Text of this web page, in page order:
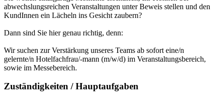
abwechslungsreichen Veranstaltungen unter Beweis stellen und den
KundInnen ein Lächeln ins Gesicht zaubern?
Dann sind Sie hier genau richtig, denn:
Wir suchen zur Verstärkung unseres Teams ab sofort eine/n
gelernte/n Hotelfachfrau/-mann (m/w/d) im Veranstaltungsbereich,
sowie im Messebereich.
Zuständigkeiten / Hauptaufgaben